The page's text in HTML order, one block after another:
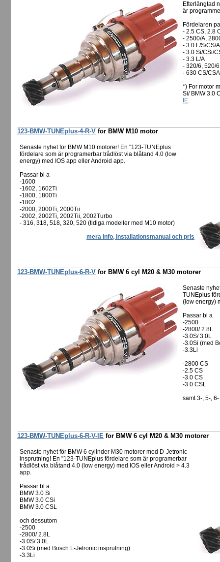
Efterlängtad
är
Fördelaren
- 2.5 CS, 2.8
- 2500/A,
- 3.0 L/S/CS/A
- 3.0 Si/CSi/
- 3.3 L/A
- 320/6, 520/6
- 630 CS/CSA
*) For motor
Si/ BMW 3.0
IE.
123-BMW-TUNEplus-4-R-V for BMW M10 motor
Senaste nyhet för BMW M10 motorer! En "123-TUNEplus
fördelare som är programerbar trådlöst via blåtand 4.0 (low
energy) med IOS app eller Android app.
Passar bl a
-1600
-1602, 1602Ti
-1800, 1800Ti
-1802
-2000, 2000Ti, 2000Tii
-2002, 2002Ti, 2002Tii, 2002Turbo
- 316, 318, 518, 320, 520 (tidiga modeller med M10 motor)
mera info, installationsmanual och pris
123-BMW-TUNEplus-6-R-V for BMW 6 cyl M20 & M30 motorer
Senaste
TUNEplus
(low energy)
Passar bl a
-2500
-2800/ 2.8L
-3.0S/ 3.0L
-3.0Si (med
-3.3Li
-2800 CS
-2.5 CS
-3.0 CS
-3.0 CSL
samt 3-, 5-,
123-BMW-TUNEplus-6-R-V-IE for BMW 6 cyl M20 & M30 motorer
Senaste nyhet för BMW 6 cylinder M30 motorer med D-Jetronic
insprutning! En "123-TUNEplus fördelare som är programerbar
trådlöst via blåtand 4.0 (low energy) med IOS eller Android > 4.3
app.
Passar bl a
BMW 3.0 Si
BMW 3.0 CSi
BMW 3.0 CSL
och dessutom
-2500
-2800/ 2.8L
-3.0S/ 3.0L
-3.0Si (med Bosch L-Jetronic insprutning)
-3.3Li